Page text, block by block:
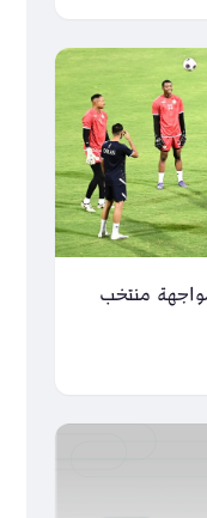
منتخب